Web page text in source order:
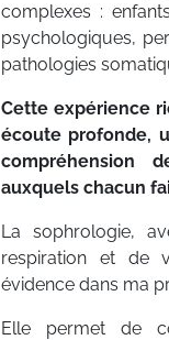
complexes :
psychologiques,
pathologies
Cette expérience
écoute profonde,
compréhension
auxquels chacun
La sophrologie,
respiration et de
évidence dans ma
Elle permet de